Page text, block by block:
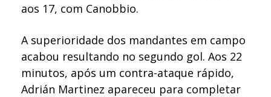
aos 17, com Canobbio.
A superioridade dos mandantes em campo
acabou resultando no segundo gol. Aos 22
minutos, após um contra-ataque rápido,
Adrián Martinez apareceu para completar